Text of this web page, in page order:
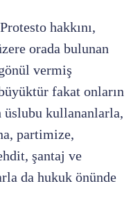
hakkını,
orada bulunan
vermiş
fakat onların
üslubu kullananlarla,
partimize,
şantaj ve
da hukuk önünde